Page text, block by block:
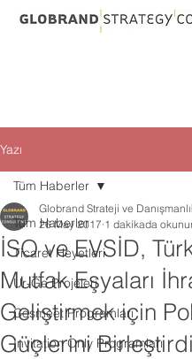
Yazı
Tüm Haberler
Ticaret Heyetleri
Ur-Ge Projeleri
Cosmeet Programları
Invitation Only Programları
Tüm Haberler
İSO ve EVSİD,
Mutfak Eşyaları
Geliştirmek için
Güçlerini Birleştirdi
Globrand Strateji ve
26 May 2017 1 dakikada